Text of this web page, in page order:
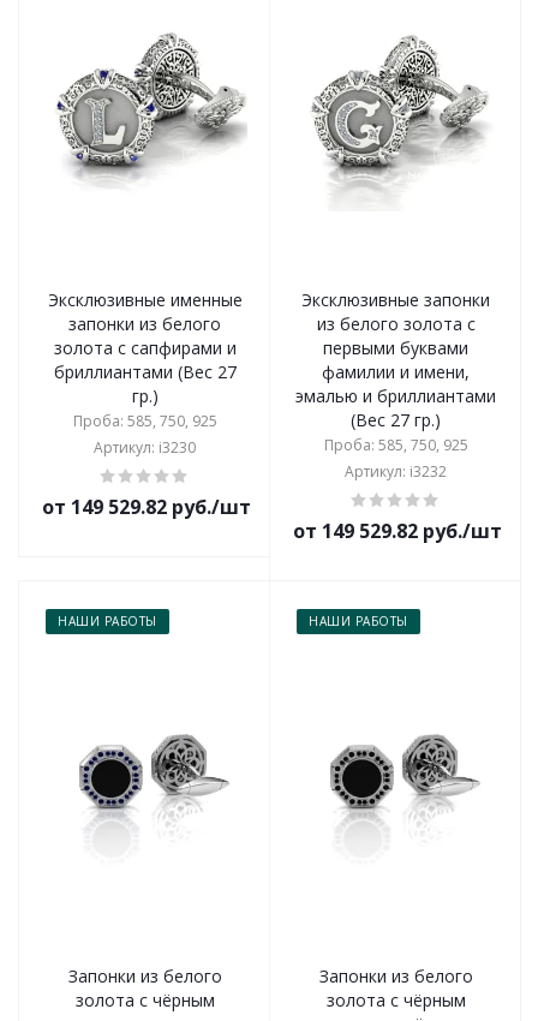
Эксклюзивные именные
запонки из белого
золота с сапфирами и
бриллиантами (Вес 27
гр.)
Проба: 585, 750, 925
Артикул: i3230
от 149 529.82 руб./шт
Эксклюзивные запонки
из белого золота с
первыми буквами
фамилии и имени,
эмалью и бриллиантами
(Вес 27 гр.)
Проба: 585, 750, 925
Артикул: i3232
от 149 529.82 руб./шт
НАШИ РАБОТЫ
Запонки из белого
золота с чёрным
НАШИ РАБОТЫ
Запонки из белого
золота с чёрным